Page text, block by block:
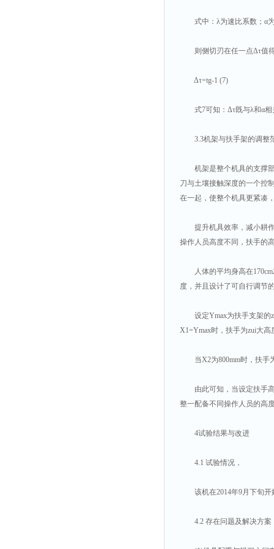
式中：λ为速比系数；α为
则侧切刃在任一点Δτ值
Δτ=tg-1 (7)
式7可知：Δτ既与λ和α相
3.3机架与扶手架的调整
机架是整个机具的支撑部
刀与土壤接触深度的一个控
在一起，使整个机具更紧凑
提升机具效率，减小耕作
操作人员高度不同，扶手的
人体的平均身高在170cm
度，并且设计了可自行调节
设定Ymax为扶手支架的
X1=Ymax时，扶手为zui大高
当X2为800mm时，扶手为
由此可知，当设定扶手高
整一配备不同操作人员的高
4试验结果与改进
4.1 试验情况，
该机在2014年9月下旬开
4.2 存在问题及解决方案